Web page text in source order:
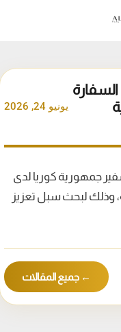
يونيو 24, 2026
جمهورية كوريا لدى
وذلك لبحث سبل تعزيز
← جميع المقالات